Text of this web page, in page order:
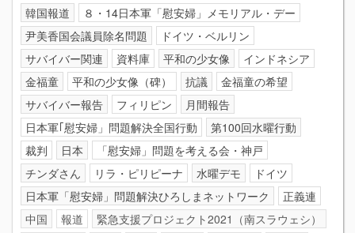
韓国報道
８・14日本軍「慰安婦」メモリアル・デー
尹美香国会議員除名問題
ドイツ・ベルリン
サバイバー関連
資料庫 平和の少女像
インドネシア
金福童
平和の少女像（碑） 抗議
金福童の希望
サバイバー報告
フィリピン
月間報告
日本軍｢慰安婦」問題解決全国行動
第100回水曜行動
裁判
日本
「慰安婦」問題を考える会・神戸
チンダさん
リラ・ピリピーナ 水曜デモ
ドイツ
日本軍「慰安婦」問題解決ひろしまネットワーク
正義連
中国
報道
緊急支援プロジェクト2021（南スラウェシ）